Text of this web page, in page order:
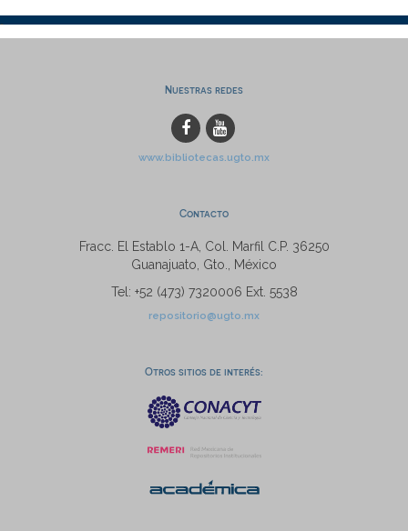
Nuestras redes
www.bibliotecas.ugto.mx
Contacto
Fracc. El Establo 1-A, Col. Marfil C.P. 36250
Guanajuato, Gto., México
Tel: +52 (473) 7320006 Ext. 5538
repositorio@ugto.mx
Otros sitios de interés: